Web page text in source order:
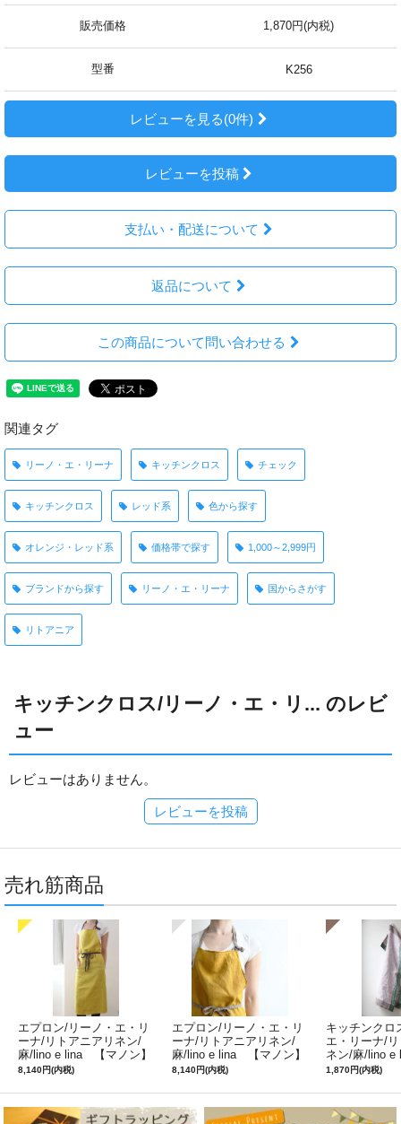
販売価格 1,870円(内税)
型番 K256
レビューを見る(0件)
レビューを投稿
支払い・配送について
返品について
この商品について問い合わせる
関連タグ
リーノ・エ・リーナ キッチンクロス チェック
キッチンクロス レッド系 色から探す
オレンジ・レッド系 価格帯で探す 1,000～2,999円
ブランドから探す リーノ・エ・リーナ 国からさがす
リトアニア
キッチンクロス/リーノ・エ・リ... のレビ
ュー
レビューはありません。
レビューを投稿
売れ筋商品
エプロン/リーノ・エ・リ
ーナ/リトアニアリネン/
麻/lino e lina 【マノン】
ミモザ
8,140円(内税)
エプロン/リーノ・エ・リ
ーナ/リトアニアリネン/
麻/lino e lina 【マノン】
サフランイエロー
8,140円(内税)
キッチンクロ
エ・リーナ/
ネン/麻/lino
ルフィ】パー
1,870円(内税)